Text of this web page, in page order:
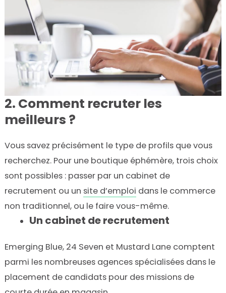
2. Comment recruter les
meilleurs ?
Vous savez précisément le type de profils que vous
recherchez. Pour une boutique éphémère, trois choix
sont possibles : passer par un cabinet de
recrutement ou un site d’emploi dans le commerce
non traditionnel, ou le faire vous-même.
Un cabinet de recrutement
Emerging Blue, 24 Seven et Mustard Lane comptent
parmi les nombreuses agences spécialisées dans le
placement de candidats pour des missions de